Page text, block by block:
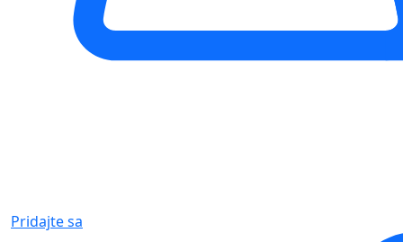
Pridajte sa